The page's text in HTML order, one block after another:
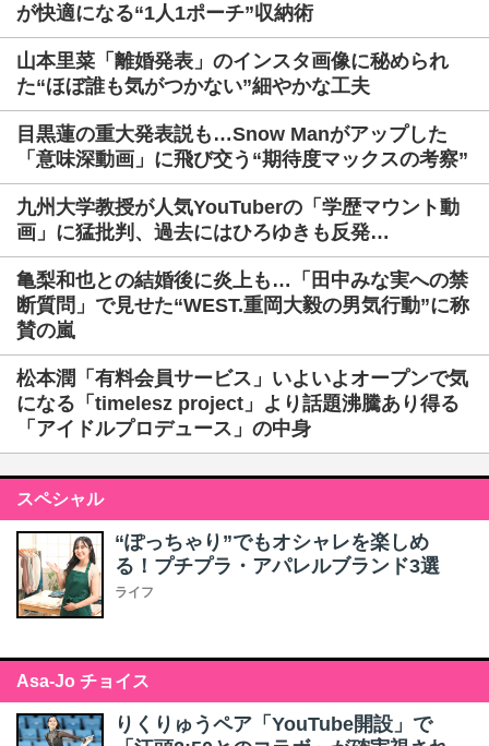
が快適になる“1人1ポーチ”収納術
山本里菜「離婚発表」のインスタ画像に秘められ
た“ほぼ誰も気がつかない”細やかな工夫
目黒蓮の重大発表説も…Snow Manがアップした
「意味深動画」に飛び交う“期待度マックスの考察”
九州大学教授が人気YouTuberの「学歴マウント動
画」に猛批判、過去にはひろゆきも反発…
亀梨和也との結婚後に炎上も…「田中みな実への禁
断質問」で見せた“WEST.重岡大毅の男気行動”に称
賛の嵐
松本潤「有料会員サービス」いよいよオープンで気
になる「timelesz project」より話題沸騰あり得る
「アイドルプロデュース」の中身
スペシャル
“ぽっちゃり”でもオシャレを楽しめ
る！プチプラ・アパレルブランド3選
ライフ
Asa-Jo チョイス
りくりゅうペア「YouTube開設」で